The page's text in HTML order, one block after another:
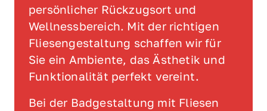
persönlicher Rückzugsort und
Wellnessbereich. Mit der richtigen
Fliesengestaltung schaffen wir für
Sie ein Ambiente, das Ästhetik und
Funktionalität perfekt vereint.
Bei der Badgestaltung mit Fliesen